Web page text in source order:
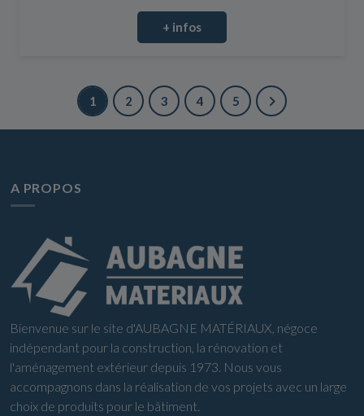
+ infos
1 2 3 4 5
A PROPOS
Bienvenue sur le site d'AUBAGNE MATÉRIAUX, négoce
indépendant pour la construction, la rénovation et
l'aménagement extérieur depuis 1973. Nous vous
accompagnons dans la réalisation de vos projets avec un large
choix de produits pour le bâtiment.